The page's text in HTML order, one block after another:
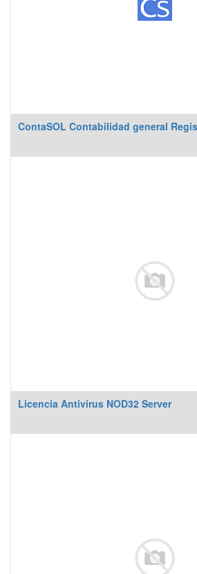
ContaSOL Contabilidad general
Licencia Antivirus NOD32 Server